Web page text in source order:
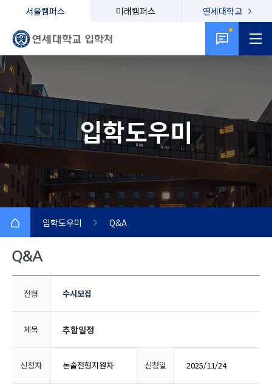
서울캠퍼스 미래캠퍼스 연세대학교
입학도우미
입학도우미 Q&A
전형 수시모집
제목 추합일정
신청자 논술전형지원자 신청일 2025/11/24